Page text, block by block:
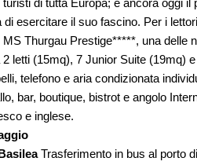
di tutta Europa; e ancora oggi
esercitare il suo fascino. Per i
Thurgau Prestige*****, una delle
letti (15mq), 7 Junior Suite (19mq)
telefono e aria condizionata
bar, boutique, bistrot e angolo
e inglese.
Trasferimento in bus al porto